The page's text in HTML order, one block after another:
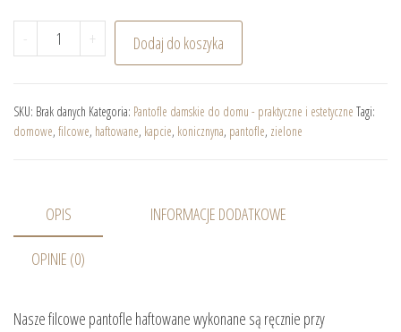
- ilość Filcowe pantofle haftowane czerwone
+ Dodaj do koszyka
SKU: Brak danych Kategoria: Pantofle damskie do domu - praktyczne i estetyczne Tagi:
domowe, filcowe, haftowane, kapcie, konicznyna, pantofle, zielone
OPIS INFORMACJE DODATKOWE
OPINIE (0)
Nasze filcowe pantofle haftowane wykonane są ręcznie przy